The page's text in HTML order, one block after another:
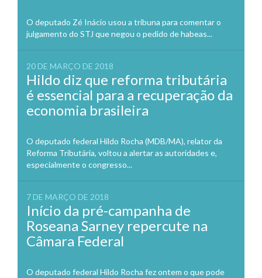
O deputado Zé Inácio usou a tribuna para comentar o
julgamento do STJ que negou o pedido de habeas...
20 DE MARÇO DE 2018
Hildo diz que reforma tributária
é essencial para a recuperação da
economia brasileira
O deputado federal Hildo Rocha (MDB/MA), relator da
Reforma Tributária, voltou a alertar as autoridades e,
especialmente o congresso...
7 DE MARÇO DE 2018
Início da pré-campanha de
Roseana Sarney repercute na
Câmara Federal
O deputado federal Hildo Rocha fez ontem o que pode